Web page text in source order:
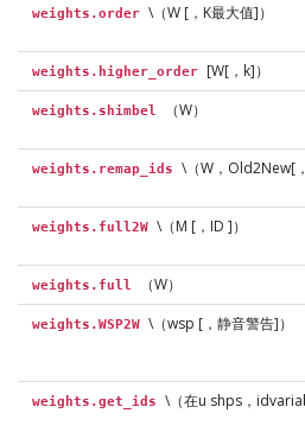
weights.order \（W [，K最大值]）
weights.higher_order [W[，k]）
weights.shimbel （W）
weights.remap_ids \（W，Old2New[
weights.full2W \（M [，ID ]）
weights.full （W）
weights.WSP2W \（wsp [，静音警告]）
weights.get_ids \（在u shps，